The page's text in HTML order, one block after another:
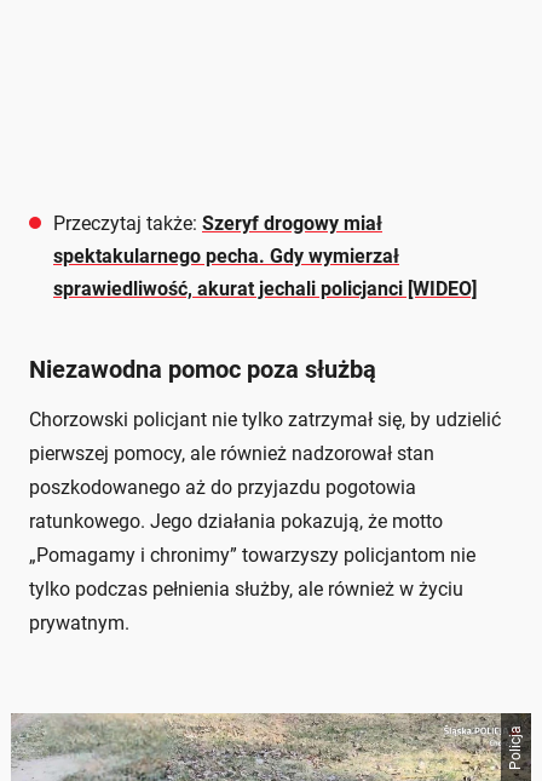
Przeczytaj także: Szeryf drogowy miał
spektakularnego pecha. Gdy wymierzał
sprawiedliwość, akurat jechali policjanci [WIDEO]
Niezawodna pomoc poza służbą
Chorzowski policjant nie tylko zatrzymał się, by udzielić
pierwszej pomocy, ale również nadzorował stan
poszkodowanego aż do przyjazdu pogotowia
ratunkowego. Jego działania pokazują, że motto
„Pomagamy i chronimy” towarzyszy policjantom nie
tylko podczas pełnienia służby, ale również w życiu
prywatnym.
Policja